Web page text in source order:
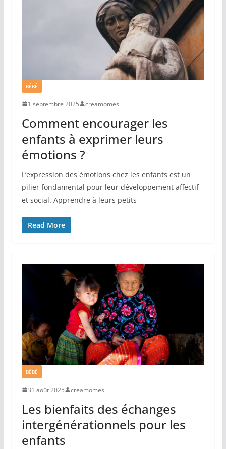
BÉBÉ
1 septembre 2025 creamomes
Comment encourager les
enfants à exprimer leurs
émotions ?
L’expression des émotions chez les enfants est un
pilier fondamental pour leur développement affectif
et social. Apprendre à leurs petits
Read More
BÉBÉ
31 août 2025 creamomes
Les bienfaits des échanges
intergénérationnels pour les
enfants